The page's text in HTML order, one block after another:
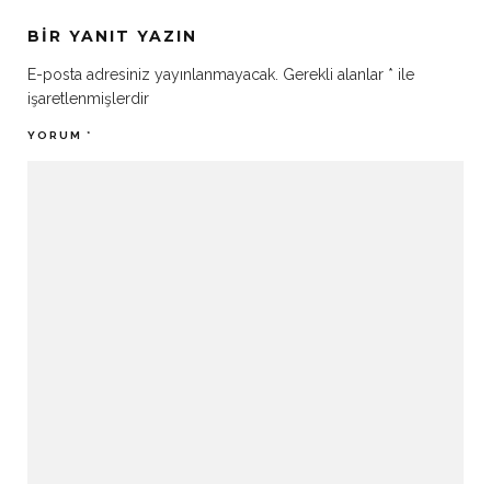
BIR YANIT YAZIN
E-posta adresiniz yayınlanmayacak. Gerekli alanlar * ile
işaretlenmişlerdir
YORUM *